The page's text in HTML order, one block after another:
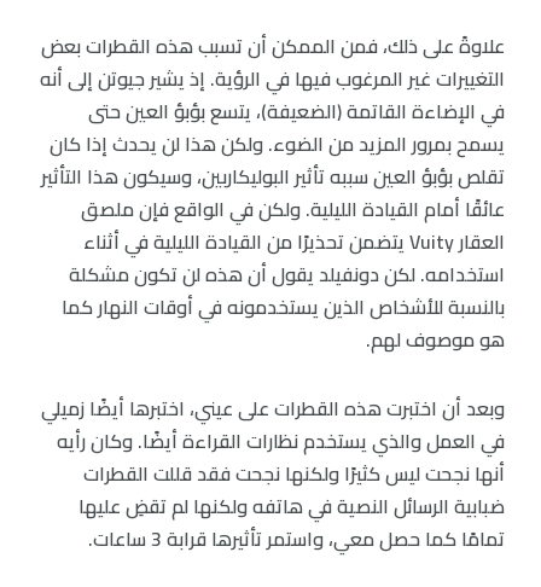
علاوةً على ذلك، فمن الممكن أن تسبب هذه القطرات بعض
التغييرات غير المرغوب فيها في الرؤية. إذ يشير جيوتن إلى أنه
في الإضاءة القاتمة (الضعيفة)، يتسع بؤبؤ العين حتى
يسمح بمرور المزيد من الضوء. ولكن هذا لن يحدث إذا كان
تقلص بؤبؤ العين سببه تأثير البوليكاربين، وسيكون هذا التأثير
عائقًا أمام القيادة الليلية. ولكن في الواقع فإن ملصق
العقار Vuity يتضمن تحذيرًا من القيادة الليلية في أثناء
استخدامه. لكن دونفيلد يقول أن هذه لن تكون مشكلة
بالنسبة للأشخاص الذين يستخدمونه في أوقات النهار كما
هو موصوف لهم.
وبعد أن اختبرت هذه القطرات على عيني، اختبرها أيضًا زميلي
في العمل والذي يستخدم نظارات القراءة أيضًا. وكان رأيه
أنها نجحت ليس كثيرًا ولكنها نجحت فقد قللت القطرات
ضبابية الرسائل النصية في هاتفه ولكنها لم تقضِ عليها
تمامًا كما حصل معي، واستمر تأثيرها قرابة 3 ساعات.